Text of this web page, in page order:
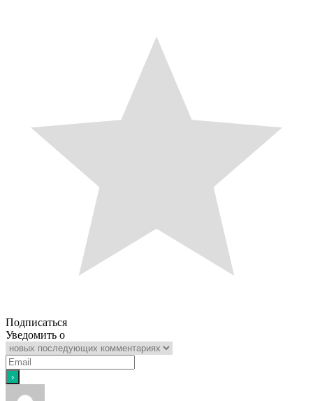
Подписаться
Уведомить о